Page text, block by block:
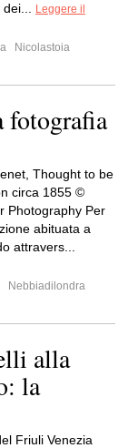
Leggere il
Nicolastoia
fotografia
Thought to be
circa 1855 ©
Photography Per
abituata a
attravers...
Nebbiadilondra
alla
la
Friuli Venezia